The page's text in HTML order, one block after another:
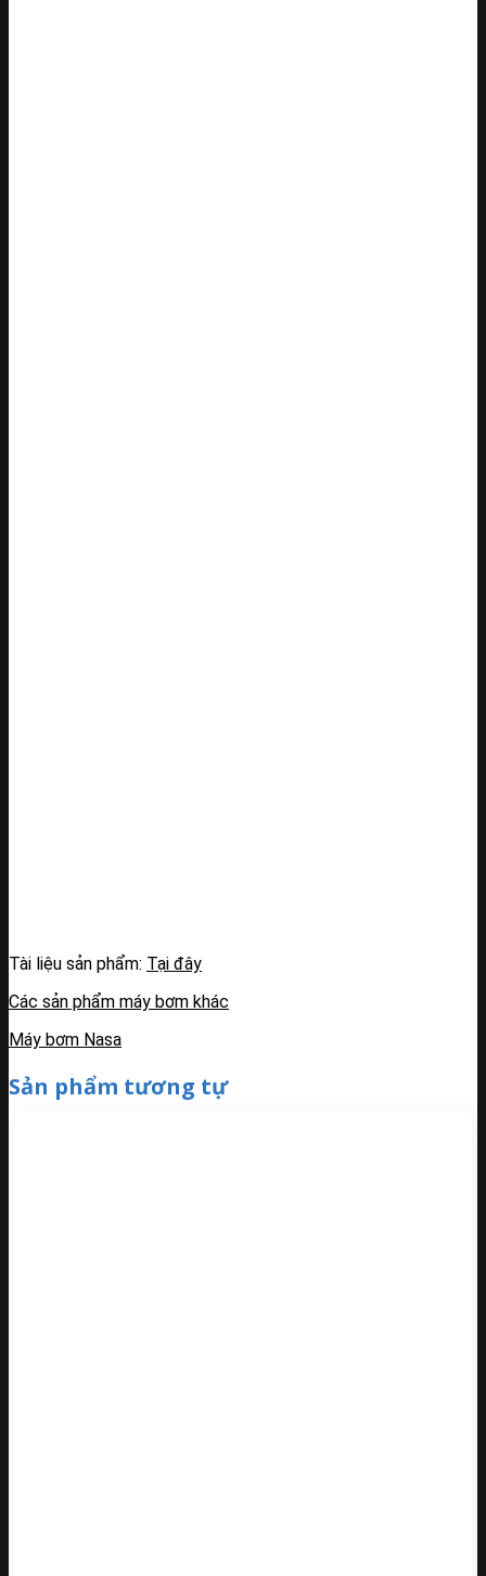
Tài liệu sản phẩm: Tại đây
Các sản phẩm máy bơm khác
Máy bơm Nasa
Sản phẩm tương tự